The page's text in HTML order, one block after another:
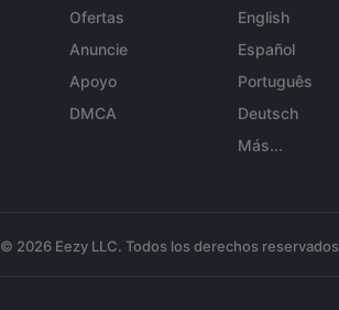
Ofertas
Anuncie
Apoyo
DMCA
English
Español
Português
Deutsch
Más...
© 2026 Eezy LLC. Todos los derechos reservados